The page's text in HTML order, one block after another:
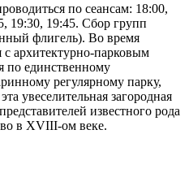
по сеансам: 18:00,
19:30, 19:45. Сбор групп
флигель). Во время
с архитектурно-парковым
по единственному
регулярному парку,
увеселительная загородная
известного рода
в XVIII-ом веке.